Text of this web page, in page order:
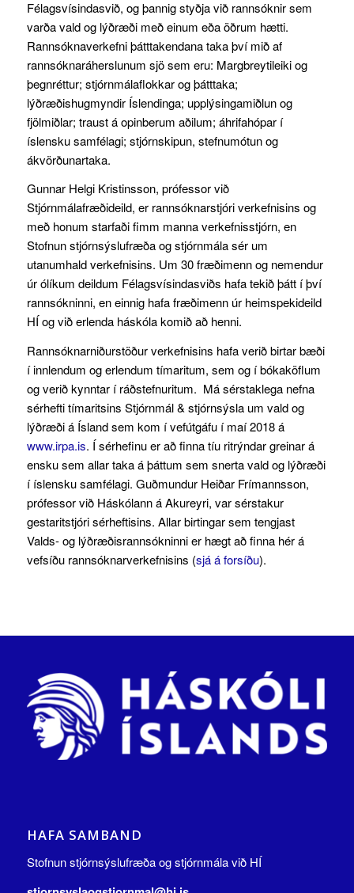
Félagsvísindasvið, og þannig styðja við rannsóknir sem
varða vald og lýðræði með einum eða öðrum hætti.
Rannsóknaverkefni þátttakendana taka því mið af
rannsóknaráherslunum sjö sem eru: Margbreytileiki og
þegnréttur; stjórnmálaflokkar og þátttaka;
lýðræðishugmyndir Íslendinga; upplýsingamiðlun og
fjölmiðlar; traust á opinberum aðilum; áhrifahópar í
íslensku samfélagi; stjórnskipun, stefnumótun og
ákvörðunartaka.
Gunnar Helgi Kristinsson, prófessor við
Stjórnmálafræðideild, er rannsóknarstjóri verkefnisins og
með honum starfaði fimm manna verkefnisstjórn, en
Stofnun stjórnsýslufræða og stjórnmála sér um
utanumhald verkefnisins. Um 30 fræðimenn og nemendur
úr ólíkum deildum Félagsvísindasviðs hafa tekið þátt í því
rannsókninni, en einnig hafa fræðimenn úr heimspekideild
HÍ og við erlenda háskóla komið að henni.
Rannsóknarniðurstöður verkefnisins hafa verið birtar bæði
í innlendum og erlendum tímaritum, sem og í bókaköflum
og verið kynntar í ráðstefnuritum. Má sérstaklega nefna
sérhefti tímaritsins Stjórnmál & stjórnsýsla um vald og
lýðræði á Ísland sem kom í vefútgáfu í maí 2018 á
www.irpa.is. Í sérhefinu er að finna tíu ritrýndar greinar á
ensku sem allar taka á þáttum sem snerta vald og lýðræði
í íslensku samfélagi. Guðmundur Heiðar Frímannsson,
prófessor við Háskólann á Akureyri, var sérstakur
gestaritstjóri sérheftisins. Allar birtingar sem tengjast
Valds- og lýðræðisrannsókninni er hægt að finna hér á
vefsíðu rannsóknarverkefnisins (sjá á forsíðu).
HAFA SAMBAND
Stofnun stjórnsýslufræða og stjórnmála við HÍ